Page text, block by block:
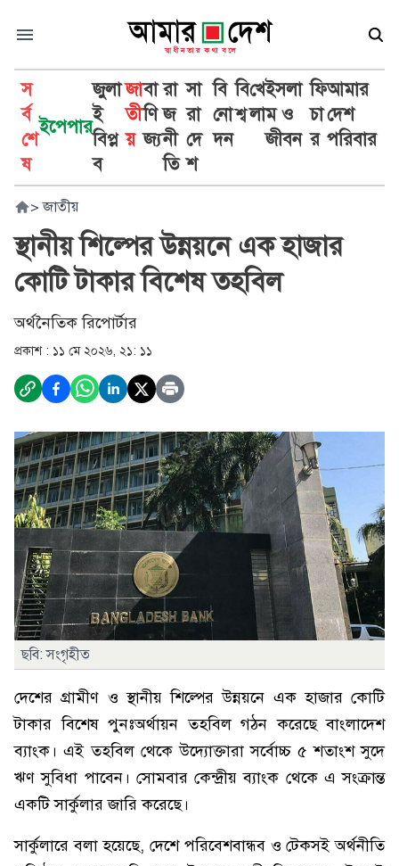
স
র্ব
শে
ষ
ইপেপার
জুলা
ই
বিপ্ল
ব
জা
তী
য়
বা
ণি
জ্য
রা
জ
নী
তি
সা
রা
দে
শ
বি
নো
দন
বি
শ্ব
খে
লা
ইসলা
ম ও
জীবন
ফি
চা
র
আমার
দেশ
পরিবার
> জাতীয়
স্থানীয় শিল্পের উন্নয়নে এক হাজার
কোটি টাকার বিশেষ তহবিল
অর্থনৈতিক রিপোর্টার
প্রকাশ : ১১ মে ২০২৬, ২১: ১১
ছবি: সংগৃহীত
দেশের গ্রামীণ ও স্থানীয় শিল্পের উন্নয়নে এক হাজার কোটি
টাকার বিশেষ পুনঃঅর্থায়ন তহবিল গঠন করেছে বাংলাদেশ
ব্যাংক। এই তহবিল থেকে উদ্যোক্তারা সর্বোচ্চ ৫ শতাংশ সুদে
ঋণ সুবিধা পাবেন। সোমবার কেন্দ্রীয় ব্যাংক থেকে এ সংক্রান্ত
একটি সার্কুলার জারি করেছে।
সার্কুলারে বলা হয়েছে, দেশে পরিবেশবান্ধব ও টেকসই অর্থনীতি